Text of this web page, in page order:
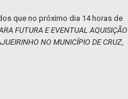
que no próximo dia 14 horas de
FUTURA E EVENTUAL AQUISIÇÃO
NO MUNICÍPIO DE CRUZ,